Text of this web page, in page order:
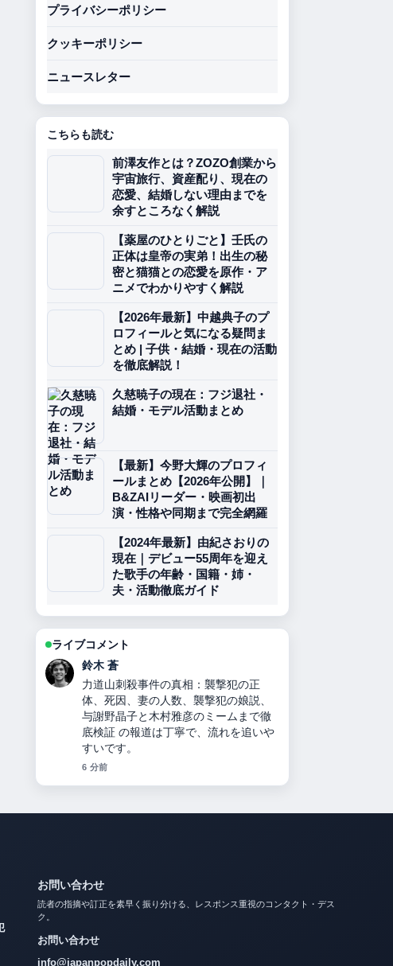
プライバシーポリシー
クッキーポリシー
ニュースレター
こちらも読む
前澤友作とは？ZOZO創業から
宇宙旅行、資産配り、現在の
恋愛、結婚しない理由までを
余すところなく解説
【薬屋のひとりごと】壬氏の
正体は皇帝の実弟！出生の秘
密と猫猫との恋愛を原作・ア
ニメでわかりやすく解説
【2026年最新】中越典子のプ
ロフィールと気になる疑問ま
とめ | 子供・結婚・現在の活動
を徹底解説！
久慈暁子の現在：フジ退社・
結婚・モデル活動まとめ
【最新】今野大輝のプロフィ
ールまとめ【2026年公開】｜
B&ZAIリーダー・映画初出
演・性格や同期まで完全網羅
【2024年最新】由紀さおりの
現在｜デビュー55周年を迎え
た歌手の年齢・国籍・姉・
夫・活動徹底ガイド
ライブコメント
渡辺 結衣
二千翔（服部二千翔）の実父や年収、
現在の職業は？ 周辺の検証がしっかり
していて安心感があります。
8 分前
読者の指摘や訂正を素早く振り分ける、レスポンス重視のコンタクト・デス
ク。
お問い合わせ
info@japanpopdaily.com
編集部からの返信目安: 通常1営業日以内。